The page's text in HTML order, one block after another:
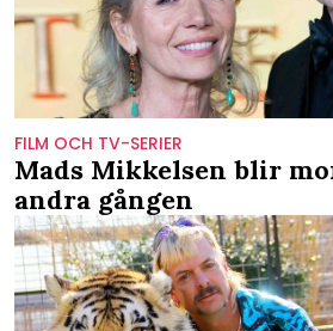
FILM OCH TV-SERIER
Mads Mikkelsen blir
andra gången